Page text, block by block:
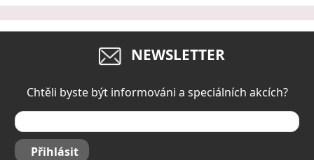
NEWSLETTER
Chtěli byste být informováni a speciálních akcích?
Přihlásit